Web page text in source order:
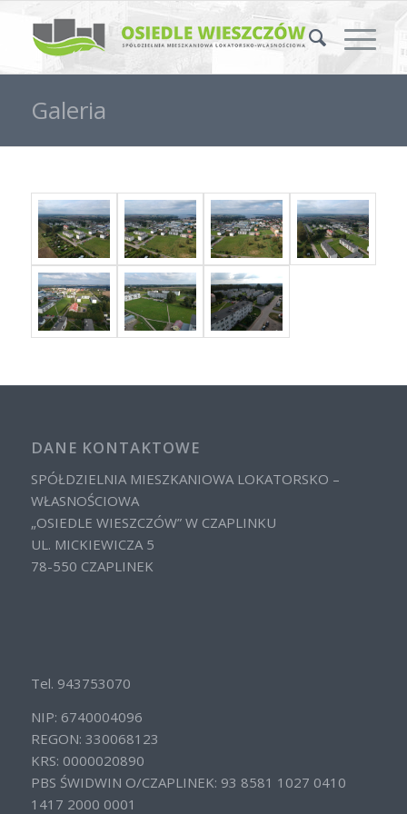
Galeria
DANE KONTAKTOWE
SPÓŁDZIELNIA MIESZKANIOWA LOKATORSKO –
WŁASNOŚCIOWA
„OSIEDLE WIESZCZÓW” W CZAPLINKU
UL. MICKIEWICZA 5
78-550 CZAPLINEK
Tel. 943753070
NIP: 6740004096
REGON: 330068123
KRS: 0000020890
PBS ŚWIDWIN O/CZAPLINEK: 93 8581 1027 0410
1417 2000 0001